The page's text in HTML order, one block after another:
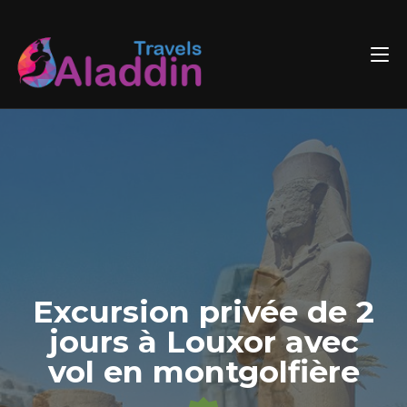
content
Excursion privée de 2
jours à Louxor avec
vol en montgolfière